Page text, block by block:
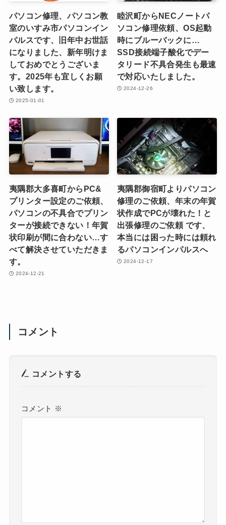
パソコン修理、パソコン教
室のいすみ市パソコンイン
パルスです、旧年中お世話
になりました、新年明けま
しておめでとうございま
す。2025年も宜しくお願
い致します。
2025-01-01
睦沢町からNECノートパ
ソコン修理依頼、OS起動
時にブルーバックに…
SSD接続端子酸化でデー
タリード不具合発生も最速
で対応いたしました。
2024-12-26
夷隅郡大多喜町からPC&
プリンター設定のご依頼、
パソコンの不具合でプリン
ターが接続できない！年賀
状印刷が間に合わない…す
べて解決させていただきま
す。
2024-12-21
夷隅郡御宿町よりパソコン
修理のご依頼、年末の年賀
状作成でPCが壊れた！と
出張修理のご依頼 です、
本当には困った時には頼れ
るパソコンインパルスへ
2024-12-17
コメント
コメントする
コメント ※